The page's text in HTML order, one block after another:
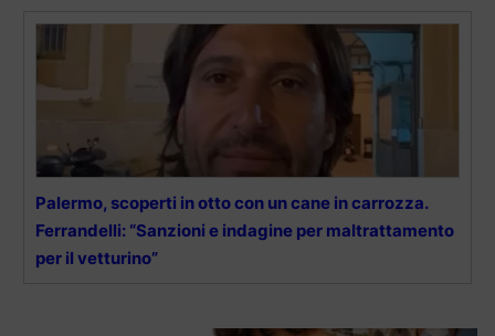
Palermo, scoperti in otto con un cane in carrozza.
Ferrandelli: “Sanzioni e indagine per maltrattamento
per il vetturino”